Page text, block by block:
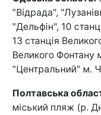
"Відрада",
"Дельфін", 10
13 станція
Великого Фонтану
"Центральний" м.
Полтавська
міський пляж (р.